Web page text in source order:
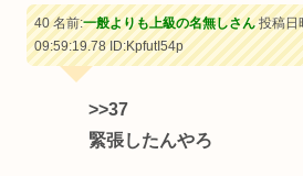
40 名前:一般よりも上級の名無しさん投稿日
09:59:19.78ID:KpfutI54p
>>37
緊張したんやろ